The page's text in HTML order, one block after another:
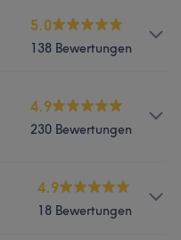
Herzlich
Aufmerksam 7
5.0
138 Bewertungen
Gesicht
4.9
230 Bewertungen
4.9
18 Bewertungen